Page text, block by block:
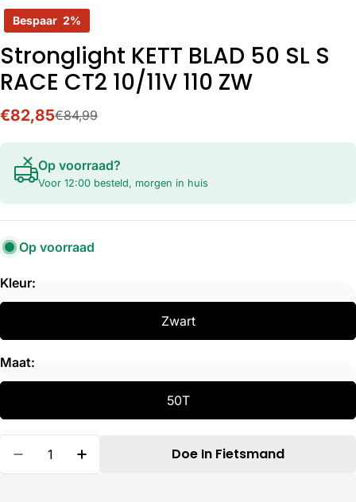
Bespaar 2%
Stronglight KETT BLAD 50 SL S
RACE CT2 10/11V 110 ZW
Verkoopprijs
€82,85
Normale€84,99
Op voorraad?
Voor 12:00 besteld, morgen in huis
Op voorraad
Kleur:
Zwart
Maat:
50T
Verminder Hoeveelheid Voor Stronglight KETT
Verhoog De Hoeveelheid Voor
Doe In Fietsmand